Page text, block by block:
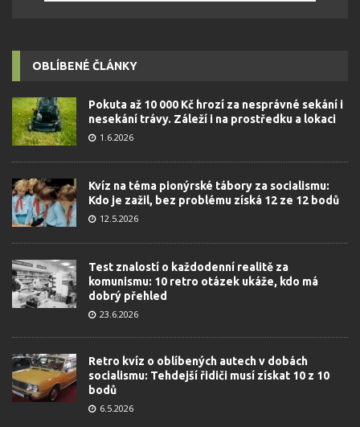
OBLÍBENÉ ČLÁNKY
Pokuta až 10 000 Kč hrozí za nesprávné sekání i
nesekání trávy. Záleží i na prostředku a lokaci
1.6.2026
Kvíz na téma pionýrské tábory za socialismu:
Kdo je zažil, bez problému získá 12 ze 12 bodů
12.5.2026
Test znalostí o každodenní realitě za
komunismu: 10 retro otázek ukáže, kdo má
dobrý přehled
23.6.2026
Retro kvíz o oblíbených autech v dobách
socialismu: Tehdejší řidiči musí získat 10 z 10
bodů
6.5.2026